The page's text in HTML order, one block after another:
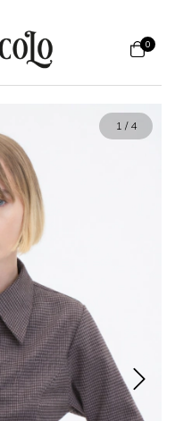
0
1 / 4